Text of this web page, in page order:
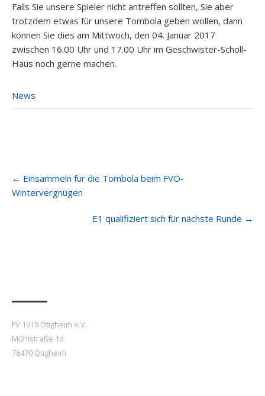
Falls Sie unsere Spieler nicht antreffen sollten, Sie aber
trotzdem etwas für unsere Tombola geben wollen, dann
können Sie dies am Mittwoch, den 04. Januar 2017
zwischen 16.00 Uhr und 17.00 Uhr im Geschwister-Scholl-
Haus noch gerne machen.
News
navigation
← Einsammeln für die Tombola beim FVÖ-
Wintervergnügen
E1 qualifiziert sich für nächste Runde →
FV 1919 Ötigheim e.V.
Mühlstraße 1d
76470 Ötigheim